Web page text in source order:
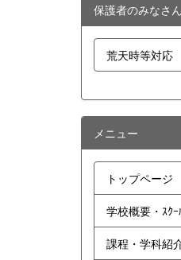
保護者のみなさ
荒天時等対応
メニュー
トップページ
学校概要・ｽｸｰ
課程・学科紹